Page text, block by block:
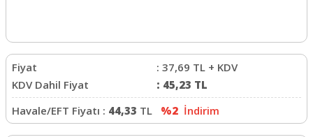
Fiyat : 37,69 TL + KDV
KDV Dahil Fiyat
: 45,23 TL
Havale/EFT Fiyatı : 44,33 TL %2 İndirim